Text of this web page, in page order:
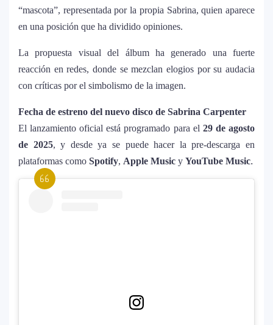
5
Lady Gaga sorprende con “Mayhem
Requiem”: una versión oscura y
revolucionaria que marca el cierre de su
J Balvin y Ryan Castro lanzan “Omerta”: el
álbum urbano más esperado con DJ
Snake y Eladio Carrión
7
¿Cristian Castro terminó con Victoria
Kühne? El cantante aclara su situación
en Premios Juventud 2025 con un
“mascota”, representada por la propia Sabrina, quien aparece
en una posición que ha dividido opiniones.
La propuesta visual del álbum ha generado una fuerte
reacción en redes, donde se mezclan elogios por su audacia
con críticas por el simbolismo de la imagen.
Fecha de estreno del nuevo disco de Sabrina Carpenter
El lanzamiento oficial está programado para el 29 de agosto
de 2025, y desde ya se puede hacer la pre-descarga en
plataformas como Spotify, Apple Music y YouTube Music.